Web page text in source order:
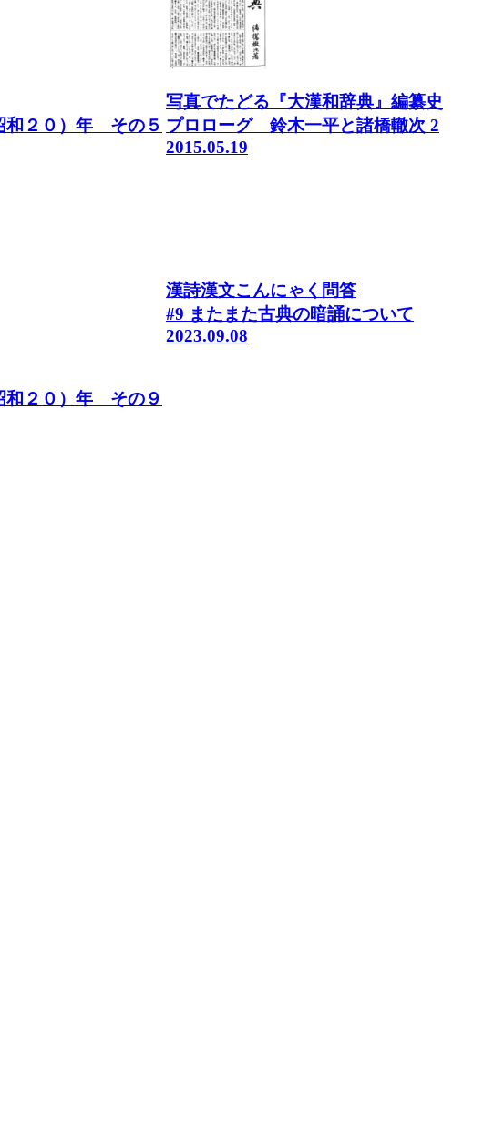
和２０）年 その５
写真でたどる『大漢和辞典』編纂史
プロローグ 鈴木一平と諸橋轍次 2
2015.05.19
和２０）年 その９
漢詩漢文こんにゃく問答
#9 またまた古典の暗誦について
2023.09.08